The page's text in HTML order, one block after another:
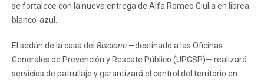
se fortalece con la nueva entrega de Alfa Romeo Giulia en librea
blanco-azul.
El sedán de la casa del Biscione —destinado a las Oficinas
Generales de Prevención y Rescate Público (UPGSP)— realizará
servicios de patrullaje y garantizará el control del territorio en